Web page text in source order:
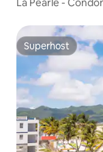
Superhost
Superhost